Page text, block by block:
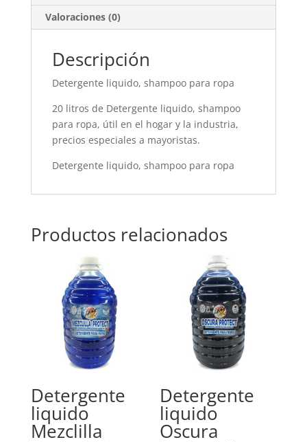
Valoraciones (0)
Descripción
Detergente liquido, shampoo para ropa
20 litros de Detergente liquido, shampoo
para ropa, útil en el hogar y la industria,
precios especiales a mayoristas.
Detergente liquido, shampoo para ropa
Productos relacionados
Detergente
liquido
Mezclilla
Detergente
liquido
Oscura